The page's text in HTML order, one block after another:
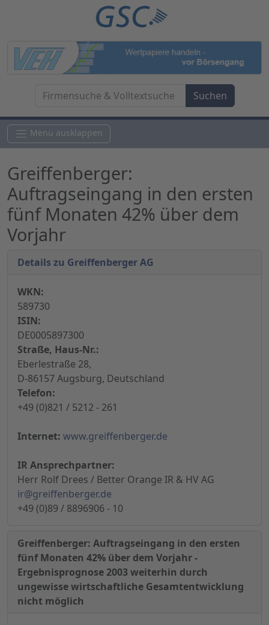
Menü ausklappen
Greiffenberger:
Auftragseingang in den ersten
fünf Monaten 42% über dem
Vorjahr
Details zu Greiffenberger AG
WKN:
589730
ISIN:
DE0005897300
Straße, Haus-Nr.:
Eberlestraße 28,
D-86157 Augsburg, Deutschland
Telefon:
+49 (0)821 / 5212 - 261
Internet: www.greiffenberger.de
IR Ansprechpartner:
Herr Rolf Drees / Better Orange IR & HV AG
ir@greiffenberger.de
+49 (0)89 / 8896906 - 10
Greiffenberger: Auftragseingang in den ersten
fünf Monaten 42% über dem Vorjahr -
Ergebnisprognose 2003 weiterhin durch
ungewisse wirtschaftliche Gesamtentwicklung
nicht möglich